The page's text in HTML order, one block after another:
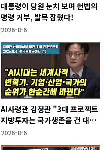
대통령이 당원 눈치 보며 헌법의
명령 거부, 발목 잡혔다!
2026-8-6
AI사령관 김정관 "3대 프로젝트
지방투자는 국가생존을 건 대전
략"
2026-8-6